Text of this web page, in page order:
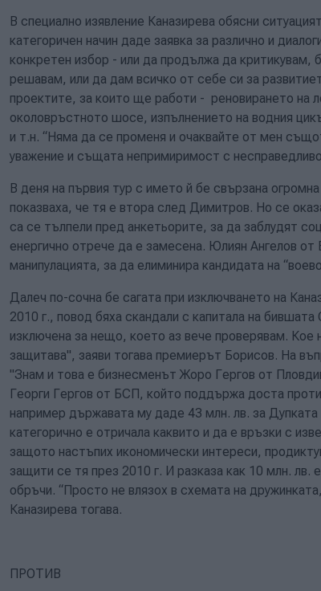
В специално изявление Каназирева обясни
категоричен начин даде заявка за различно и
конкретен избор - или да продължа да
решавам, или да дам всичко от себе си за
проектите, за които ще работи - реновирането на
околовръстното шосе, изпълнението на водния
и т.н. “Няма да се променя и очаквайте от мен
уважение и същата непримиримост с
В деня на първия тур с името й бе свързана
показваха, че тя е втора след Димитров. Но се
са се тълпели пред анкетьорите, за да заблудят
енергично отрече да е замесена. Юлиян Ангелов
манипулацията, за да елиминира кандидата на
Далеч по-сочна бе сагата при изключването на
2010 г., повод бяха скандали с капитала на
изключена за нещо, което аз вече проверявам. Кое
защитава", заяви тогава премиерът Борисов. На
"Знам и това е бизнесменът Жоро Гергов от
Георги Гергов от БСП, който поддържа доста
например държавата му даде 43 млн. лв. за
категорично е отричала каквито и да е връзки с
защото настъпих икономически интереси,
защити се тя през 2010 г. И разказа как 10 млн. лв.
обръчи. “Просто не влязох в схемата на
Каназирева тогава.
ПРОТИВ